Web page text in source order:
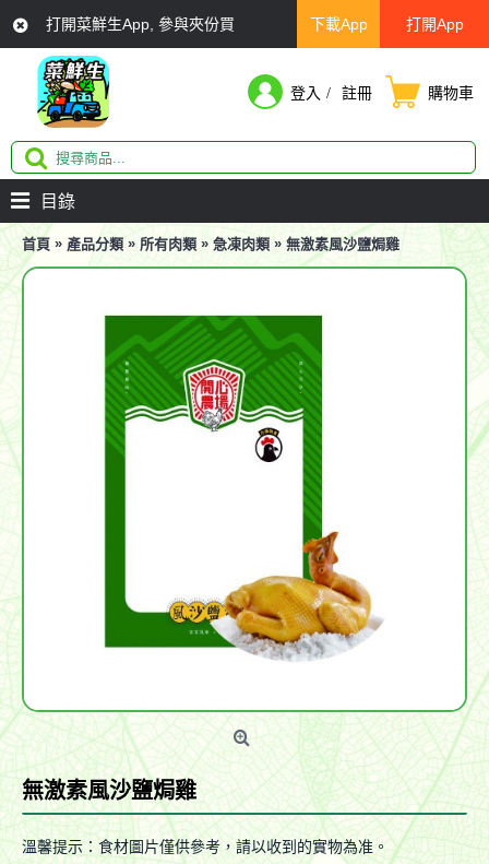
打開菜鮮生App, 參與夾份買 下載App 打開App
登入 註冊 購物車
目錄
首頁 » 產品分類 » 所有肉類 » 急凍肉類 » 無激素風沙鹽焗雞
無激素風沙鹽焗雞
溫馨提示：食材圖片僅供參考，請以收到的實物為准。